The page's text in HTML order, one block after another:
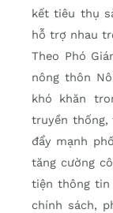
kết tiêu thụ
hỗ trợ nhau
Theo Phó
nông thôn
khó khăn
truyền thống,
đẩy mạnh
tăng cường
tiện thông tin
chính sách,